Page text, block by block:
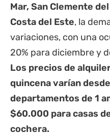
Mar, San Clemente
Costa del Este, la
variaciones, con una
20% para diciembre y
Los precios de
quincena varían
departamentos de 1
$60.000 para casas
cochera.